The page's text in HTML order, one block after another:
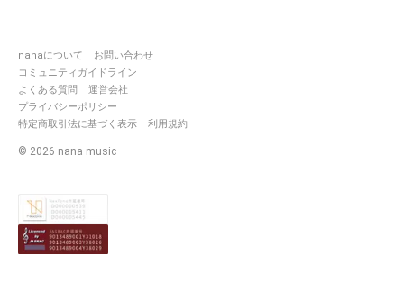
nanaについて
お問い合わせ
コミュニティガイドライン
よくある質問
運営会社
プライバシーポリシー
特定商取引法に基づく表示
利用規約
© 2026 nana music